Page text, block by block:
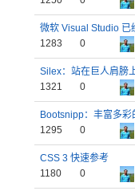
微软 Visual Studio 已
1283
0
Silex：站在巨人肩膀
1321
0
Bootsnipp：丰富多
1295
0
CSS 3 快速参考
1180
0